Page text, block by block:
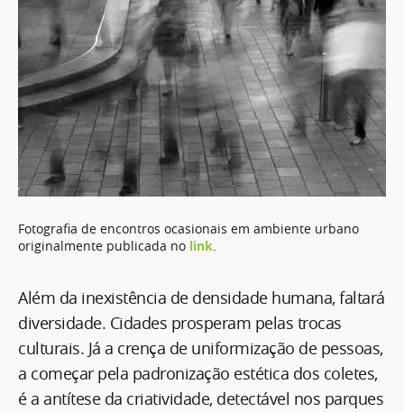
Fotografia de encontros ocasionais em ambiente urbano
originalmente publicada no link.
Além da inexistência de densidade humana, faltará
diversidade. Cidades prosperam pelas trocas
culturais. Já a crença de uniformização de pessoas,
a começar pela padronização estética dos coletes,
é a antítese da criatividade, detectável nos parques